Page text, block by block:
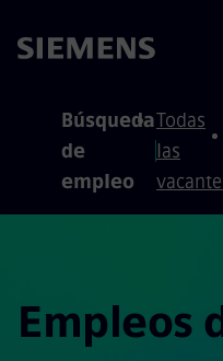
Búsqueda
de
empleo
Todas
las
Empleos